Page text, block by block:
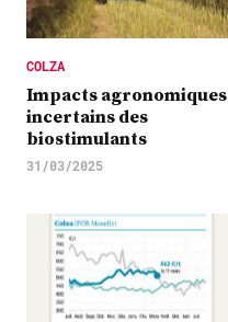
COLZA
Impacts agronomiques
incertains des
biostimulants
31/03/2025